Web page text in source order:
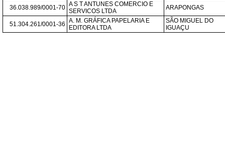
36.038.989/0001-70 A S T ANTUNES COMERCIO E
SERVICOS LTDA
ARAPONGAS
51.304.261/0001-36 A. M. GRÁFICA PAPELARIA E
EDITORA LTDA
SÃO MIGUEL DO
IGUAÇU